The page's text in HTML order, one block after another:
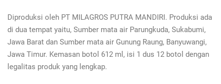
Diproduksi oleh PT MILAGROS PUTRA MANDIRI. Produksi ada
di dua tempat yaitu, Sumber mata air Parungkuda, Sukabumi,
Jawa Barat dan Sumber mata air Gunung Raung, Banyuwangi,
Jawa Timur. Kemasan botol 612 ml, isi 1 dus 12 botol dengan
legalitas produk yang lengkap.